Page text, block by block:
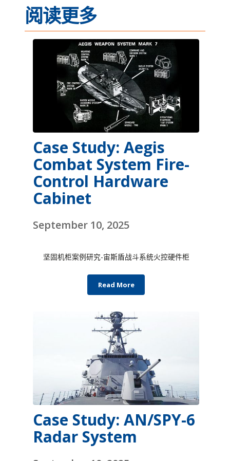
阅读更多
Case Study: Aegis
Combat System Fire-
Control Hardware
Cabinet
September 10, 2025
坚固机柜案例研究-宙斯盾战斗系统火控硬件柜
Read More
Case Study: AN/SPY-6
Radar System